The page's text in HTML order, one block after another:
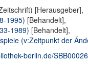
[Herausgeber],
1995) [Behandelt],
1989) [Behandelt],
(v:Zeitpunkt der
berlin.de/